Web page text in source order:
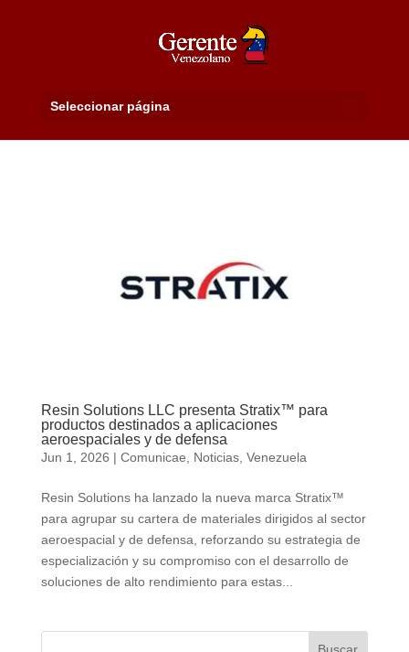
Seleccionar página
Resin Solutions LLC presenta Stratix™ para
productos destinados a aplicaciones
aeroespaciales y de defensa
Jun 1, 2026 | Comunicae Noticias, Venezuela
Resin Solutions ha lanzado la nueva marca Stratix™
para agrupar su cartera de materiales dirigidos al sector
aeroespacial y de defensa, reforzando su estrategia de
especialización y su compromiso con el desarrollo de
soluciones de alto rendimiento para estas...